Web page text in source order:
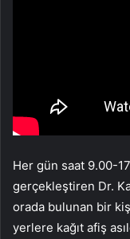
Her gün saat 9.00-
gerçekleştiren Dr.
orada bulunan bir
yerlere kağıt afiş